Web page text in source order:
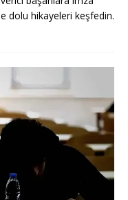
dolu hikayeleri keşfedin.